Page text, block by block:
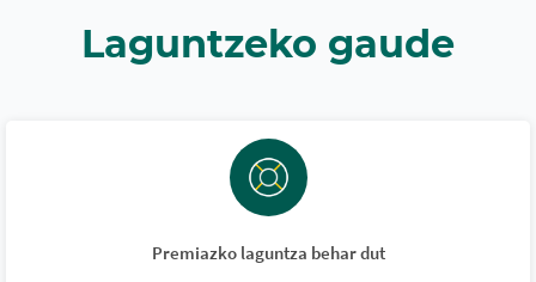
Laguntzeko gaude
Premiazko laguntza behar dut